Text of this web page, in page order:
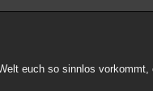
euch so sinnlos